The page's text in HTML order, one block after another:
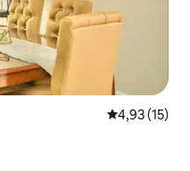
4,93 de uma
4,93 (15)